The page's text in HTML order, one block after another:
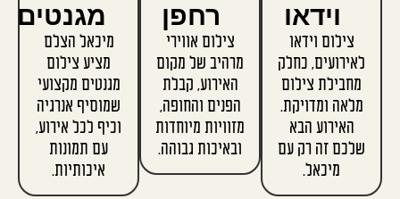
וידאו
צילום וידאו
כחלק
צילום
ומדויקת.
האירוע הבא
זה רק עם
רחפן
צילום אווירי
מרהיב של מקום
האירוע, קבלת
הפנים והחופה,
מזוויות מיוחדות
ובאיכות גבוהה.
מגנטים
מיכאל הצלם
מציע צילום
מגנטים מקצועי
שמוסיף אנרגיה
וכיף לכל אירוע,
עם תמונות
איכותיות.